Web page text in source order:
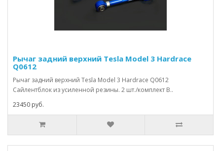
Рычаг задний верхний Tesla Model 3 Hardrace
Q0612
Рычаг задний верхний Tesla Model 3 Hardrace Q0612
Сайлентблок из усиленной резины. 2 шт./комплект В..
23450 руб.